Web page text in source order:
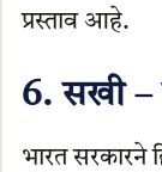
प्रस्ताव आहे.
6. सखी –
भारत सरकारने